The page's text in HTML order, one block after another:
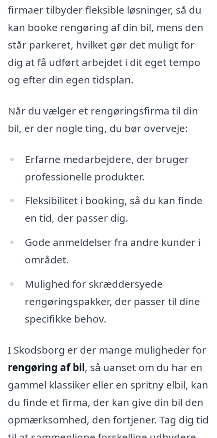
firmaer tilbyder fleksible løsninger, så du
kan booke rengøring af din bil, mens den
står parkeret, hvilket gør det muligt for
dig at få udført arbejdet i dit eget tempo
og efter din egen tidsplan.
Når du vælger et rengøringsfirma til din
bil, er der nogle ting, du bør overveje:
Erfarne medarbejdere, der bruger
professionelle produkter.
Fleksibilitet i booking, så du kan finde
en tid, der passer dig.
Gode anmeldelser fra andre kunder i
området.
Mulighed for skræddersyede
rengøringspakker, der passer til dine
specifikke behov.
I Skodsborg er der mange muligheder for
rengøring af bil, så uanset om du har en
gammel klassiker eller en spritny elbil, kan
du finde et firma, der kan give din bil den
opmærksomhed, den fortjener. Tag dig tid